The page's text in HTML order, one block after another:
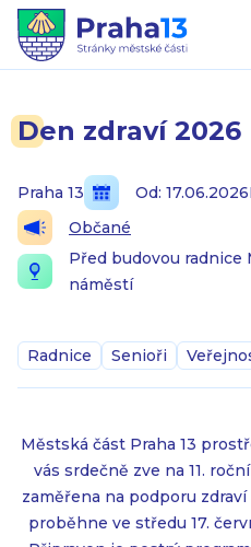
Den zdraví 2026
Praha 13 Od: 17.06.2026
Občané
Před budovou radnice
náměstí
Radnice Senioři
Městská část Praha 13
vás srdečně zve na 11.
zaměřena na podporu
proběhne ve středu 17.